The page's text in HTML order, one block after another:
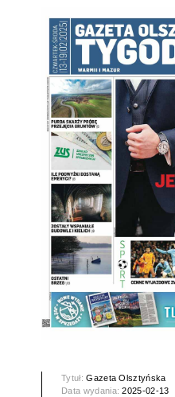
Tytuł:Gazeta Olsztyńska
Data wydania:2025-02-13